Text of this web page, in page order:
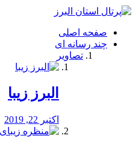
فصد
شرق
تهران
خشکشویی
صفحه اصلی
چند رسانه ای
تصاویر
البرز زیبا
اکتبر 22, 2019